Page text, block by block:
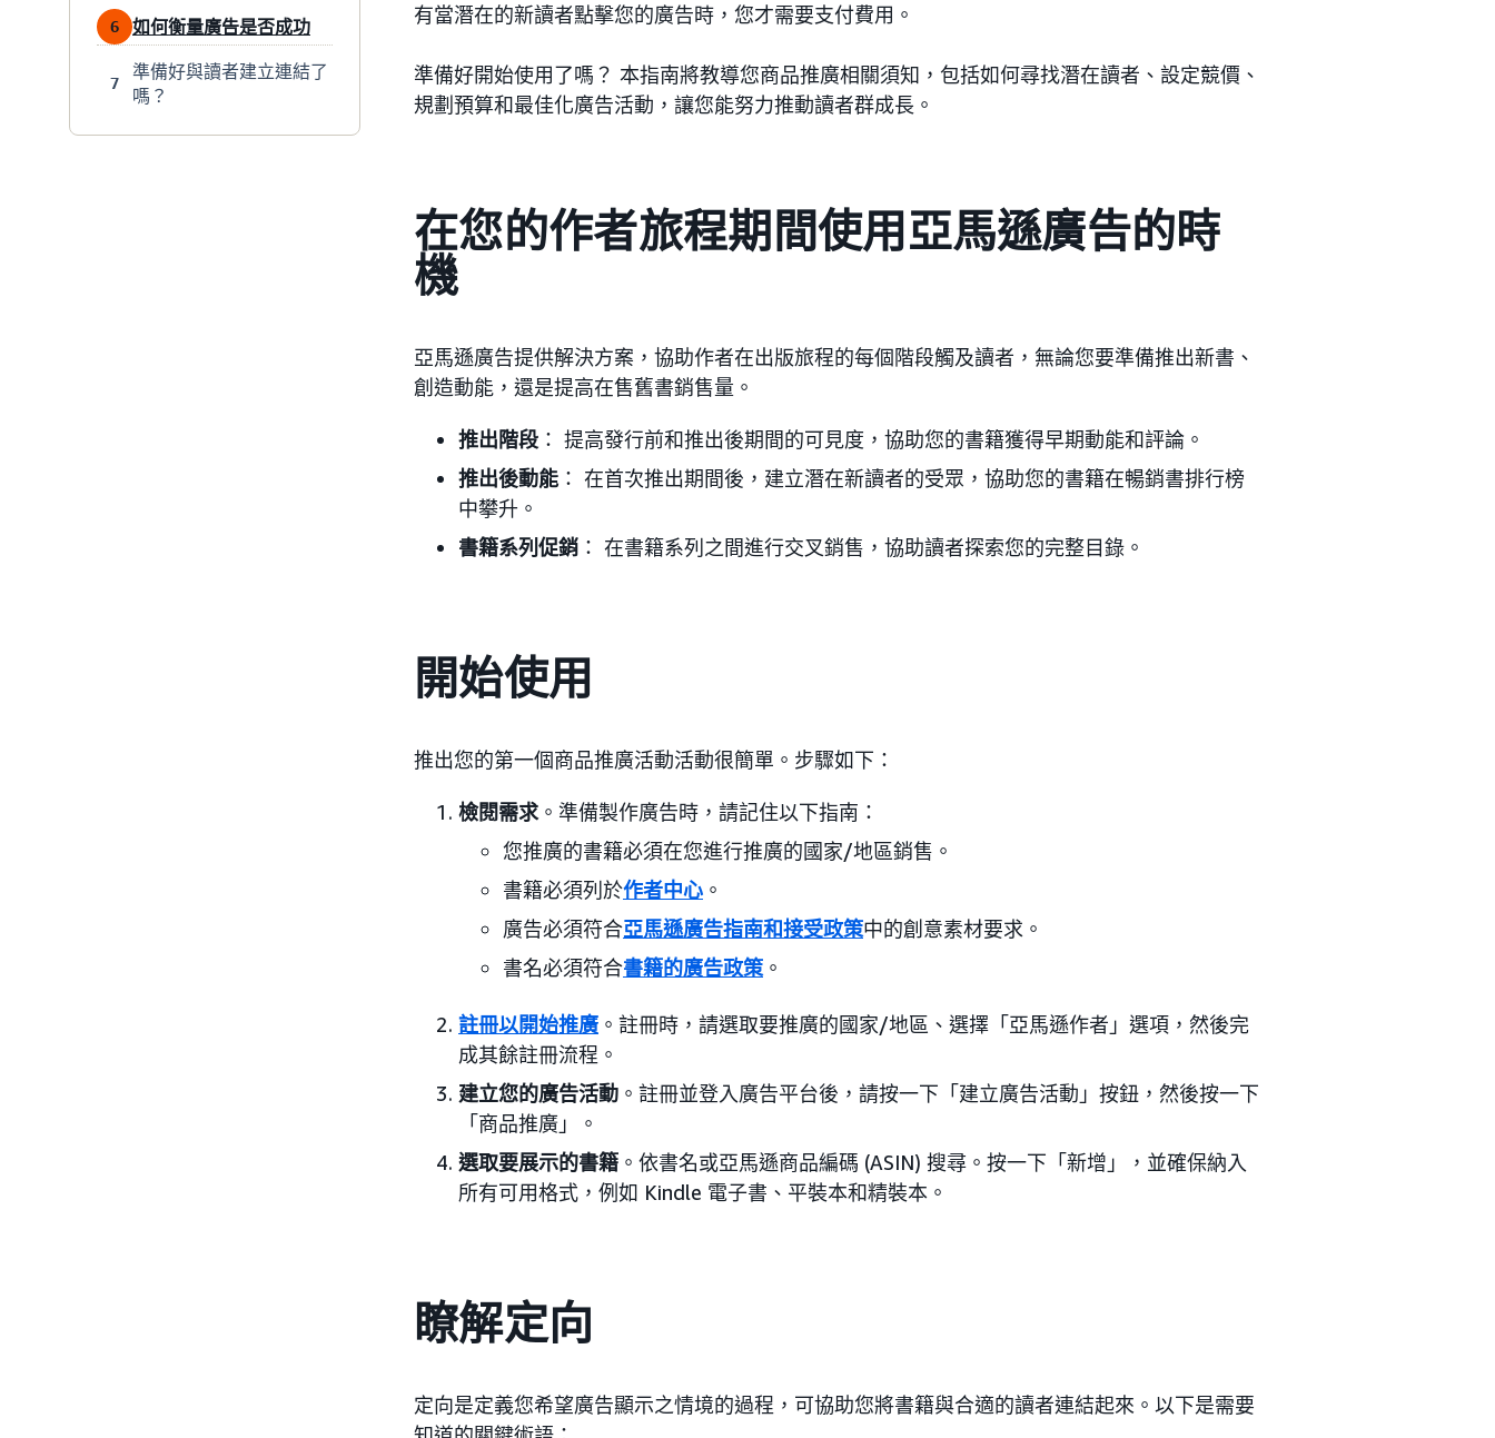
6 如何衡量廣告是否成功
7
準備好與讀者建立連結了
嗎？
有當潛在的新讀者點擊您的廣告時，您才需要支付費用。
準備好開始使用了嗎？ 本指南將教導您商品推廣相關須知，包括如何尋找潛在讀者、設定競價、
規劃預算和最佳化廣告活動，讓您能努力推動讀者群成長。
在您的作者旅程期間使用亞馬遜廣告的時
機
亞馬遜廣告提供解決方案，協助作者在出版旅程的每個階段觸及讀者，無論您要準備推出新書、
創造動能，還是提高在售舊書銷售量。
推出階段 ： 提高發行前和推出後期間的可見度，協助您的書籍獲得早期動能和評論。
推出後動能 ： 在首次推出期間後，建立潛在新讀者的受眾，協助您的書籍在暢銷書排行榜
中攀升。
書籍系列促銷 ： 在書籍系列之間進行交叉銷售，協助讀者探索您的完整目錄。
開始使用
推出您的第一個商品推廣活動活動很簡單。步驟如下：
檢閱需求。準備製作廣告時，請記住以下指南：
您推廣的書籍必須在您進行推廣的國家/地區銷售。
書籍必須列於作者中心 。
廣告必須符合亞馬遜廣告指南和接受政策中的創意素材要求。
書名必須符合書籍的廣告政策 。
註冊以開始推廣 。註冊時，請選取要推廣的國家/地區、選擇「亞馬遜作者」選項，然後完
成其餘註冊流程。
建立您的廣告活動 。註冊並登入廣告平台後，請按一下「建立廣告活動」按鈕，然後按一下
「商品推廣」。
選取要展示的書籍 。依書名或亞馬遜商品編碼 (ASIN) 搜尋。按一下「新增」，並確保納入
所有可用格式，例如 Kindle 電子書、平裝本和精裝本。
瞭解定向
定向是定義您希望廣告顯示之情境的過程，可協助您將書籍與合適的讀者連結起來。以下是需要